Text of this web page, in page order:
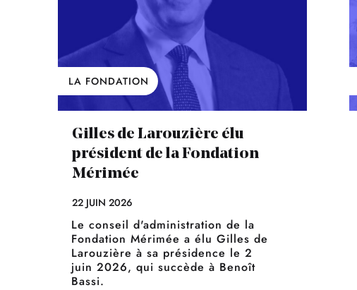
LA FONDATION
Gilles de Larouzière élu
président de la Fondation
Mérimée
22 JUIN 2026
Le conseil d'administration de la
Fondation Mérimée a élu Gilles de
Larouzière à sa présidence le 2
juin 2026, qui succède à Benoît
Bassi.